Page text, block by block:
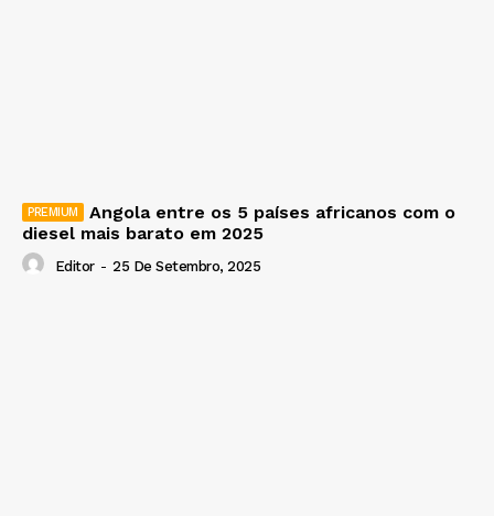
Angola entre os 5 países africanos com o
diesel mais barato em 2025
Editor - 25 De Setembro, 2025